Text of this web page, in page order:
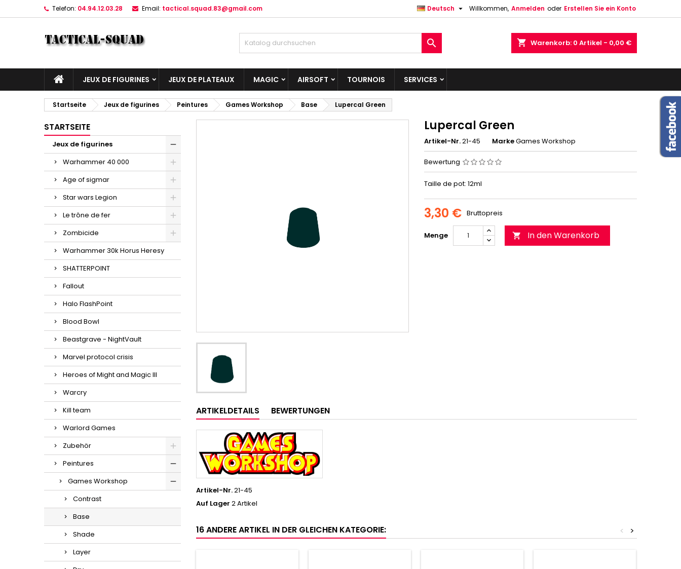
Telefon: 04.94.12.03.28 Email: tactical.squad.83@gmail.com Willkommen, Anmelden oder Erstellen Sie ein Konto
Deutsch 
shopping_cart Warenkorb: 0 Artikel - 0,00 €

JEUX DE FIGURINES JEUX DE PLATEAUX MAGIC AIRSOFT TOURNOIS SERVICES
Startseite Jeux de figurines Peintures Games Workshop Base Lupercal Green
STARTSEITE
Jeux de figurines
Warhammer 40 000
Age of sigmar
Star wars Legion
Le trône de fer
Zombicide
Warhammer 30k Horus Heresy
SHATTERPOINT
Fallout
Halo FlashPoint
Blood Bowl
Beastgrave - NightVault
Marvel protocol crisis
Heroes of Might and Magic III
Warcry
Kill team
Warlord Games
Zubehör
Peintures
Games Workshop
Contrast
Base
Shade
Layer
Lupercal Green
Artikel-Nr.21-45 MarkeGames Workshop
Bewertung
Taille de pot: 12ml
3,30 € Bruttopreis
Menge  In den Warenkorb
ARTIKELDETAILS BEWERTUNGEN
Artikel-Nr.21-45
Auf Lager 2 Artikel
16 ANDERE ARTIKEL IN DER GLEICHEN KATEGORIE: >
<